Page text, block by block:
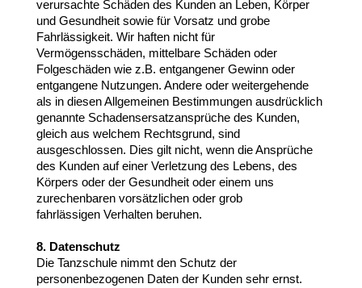
verursachte Schäden des Kunden an Leben, Körper
und Gesundheit sowie für Vorsatz und grobe
Fahrlässigkeit. Wir haften nicht für
Vermögensschäden, mittelbare Schäden oder
Folgeschäden wie z.B. entgangener Gewinn oder
entgangene Nutzungen. Andere oder weitergehende
als in diesen Allgemeinen Bestimmungen ausdrücklich
genannte Schadensersatzansprüche des Kunden,
gleich aus welchem Rechtsgrund, sind
ausgeschlossen. Dies gilt nicht, wenn die Ansprüche
des Kunden auf einer Verletzung des Lebens, des
Körpers oder der Gesundheit oder einem uns
zurechenbaren vorsätzlichen oder grob
fahrlässigen Verhalten beruhen.
8. Datenschutz
Die Tanzschule nimmt den Schutz der
personenbezogenen Daten der Kunden sehr ernst.